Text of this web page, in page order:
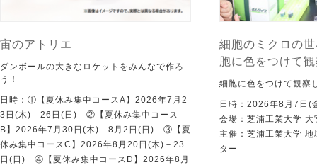
宙のアトリエ
ダンボールの大きなロケットをみんなで作ろ
う！
日時：①【夏休み集中コースA】2026年7月2
3日(木)－26日(日) ②【夏休み集中コース
B】2026年7月30日(木)－8月2日(日) ③【夏
休み集中コースC】2026年8月20日(木)－23
日(日) ④【夏休み集中コースD】2026年8月
細胞のミクロの
胞に色をつけて
細胞に色をつけて観察
日時：2026年8月7日(
会場：芝浦工業大学 大
主催：芝浦工業大学
ター